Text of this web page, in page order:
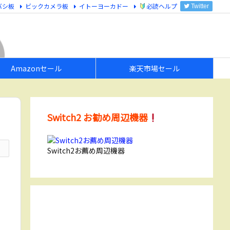
Amazonセール 楽天市場セール
シ板 ビックカメラ板 イトーヨーカドー 必読ヘルプ Twitter
Switch2 お勧め周辺機器
Switch2お薦め周辺機器